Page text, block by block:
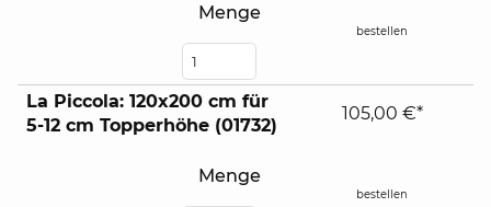
Menge
bestellen
La Piccola: 120x200 cm für
5-12 cm Topperhöhe (01732)
Menge
105,00 €*
bestellen